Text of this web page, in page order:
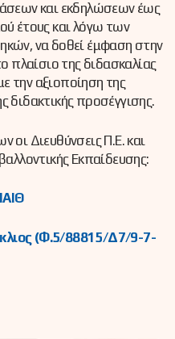
και εκδηλώσεων έως
έτους και λόγω των
να δοθεί έμφαση στην
της διδασκαλίας
την αξιοποίηση της
διδακτικής προσέγγισης.
οι Διευθύνσεις Π.Ε. και
Εκπαίδευσης:
(Φ.5/88815/Δ7/9-7-